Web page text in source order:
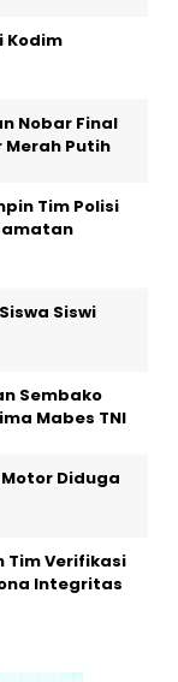
Kodim
Nobar Final
Merah Putih
Tim Polisi
Siswi
Sembako
Mabes TNI
Diduga
Tim Verifikasi
Integritas